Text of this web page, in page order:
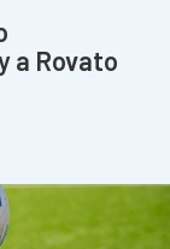
a Rovato